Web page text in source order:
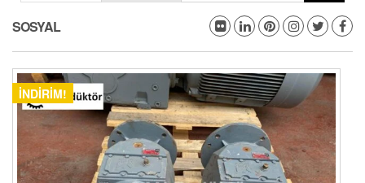
SOSYAL
İNDIRIM!